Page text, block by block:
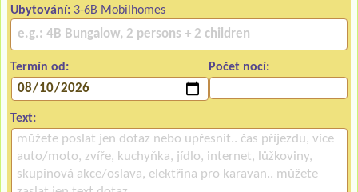
Ubytování: 3-6B Mobilhomes
Termín od: Počet nocí:
Text: